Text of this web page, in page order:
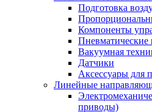
Подготовка
Компоненты
Пневматические
Вакуумная
Датчики
Аксессуары для
Линейные
приводы)